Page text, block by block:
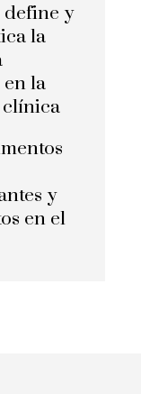
define y
la
la
y
en el